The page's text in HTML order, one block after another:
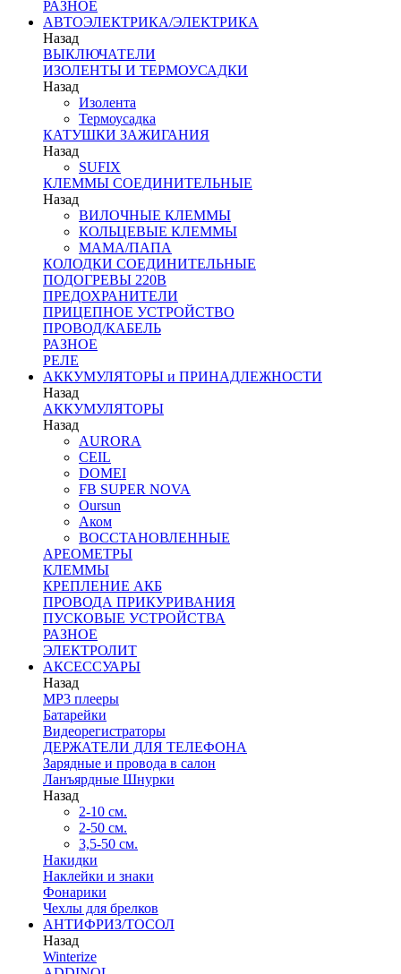
РАЗНОЕ
АВТОЭЛЕКТРИКА/ЭЛЕКТРИКА
Назад
ВЫКЛЮЧАТЕЛИ
ИЗОЛЕНТЫ И ТЕРМОУСАДКИ
Назад
Изолента
Термоусадка
КАТУШКИ ЗАЖИГАНИЯ
Назад
SUFIX
КЛЕММЫ СОЕДИНИТЕЛЬНЫЕ
Назад
ВИЛОЧНЫЕ КЛЕММЫ
КОЛЬЦЕВЫЕ КЛЕММЫ
МАМА/ПАПА
КОЛОДКИ СОЕДИНИТЕЛЬНЫЕ
ПОДОГРЕВЫ 220В
ПРЕДОХРАНИТЕЛИ
ПРИЦЕПНОЕ УСТРОЙСТВО
ПРОВОД/КАБЕЛЬ
РАЗНОЕ
РЕЛЕ
АККУМУЛЯТОРЫ и ПРИНАДЛЕЖНОСТИ
Назад
АККУМУЛЯТОРЫ
Назад
AURORA
CEIL
DOMEI
FB SUPER NOVA
Oursun
Аком
ВОССТАНОВЛЕННЫЕ
АРЕОМЕТРЫ
КЛЕММЫ
КРЕПЛЕНИЕ АКБ
ПРОВОДА ПРИКУРИВАНИЯ
ПУСКОВЫЕ УСТРОЙСТВА
РАЗНОЕ
ЭЛЕКТРОЛИТ
АКСЕССУАРЫ
Назад
MP3 плееры
Батарейки
Видеорегистраторы
ДЕРЖАТЕЛИ ДЛЯ ТЕЛЕФОНА
Зарядные и провода в салон
Ланъярдные Шнурки
Назад
2-10 см.
2-50 см.
3,5-50 см.
Накидки
Наклейки и знаки
Фонарики
Чехлы для брелков
АНТИФРИЗ/ТОСОЛ
Назад
Winterize